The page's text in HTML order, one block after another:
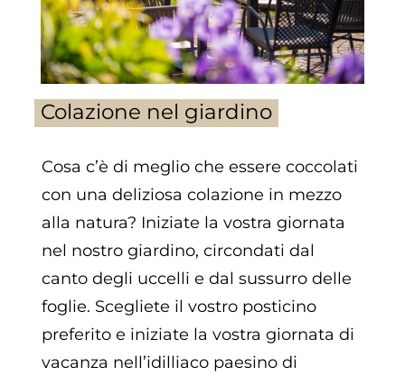
Colazione nel giardino
Cosa c’è di meglio che essere coccolati
con una deliziosa colazione in mezzo
alla natura? Iniziate la vostra giornata
nel nostro giardino, circondati dal
canto degli uccelli e dal sussurro delle
foglie. Scegliete il vostro posticino
preferito e iniziate la vostra giornata di
vacanza nell’idilliaco paesino di